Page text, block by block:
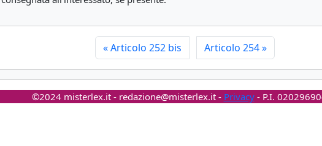
«Articolo 252 bis Articolo 254»
©2024 misterlex.it - redazione@misterlex.it- Privacy- P.I.